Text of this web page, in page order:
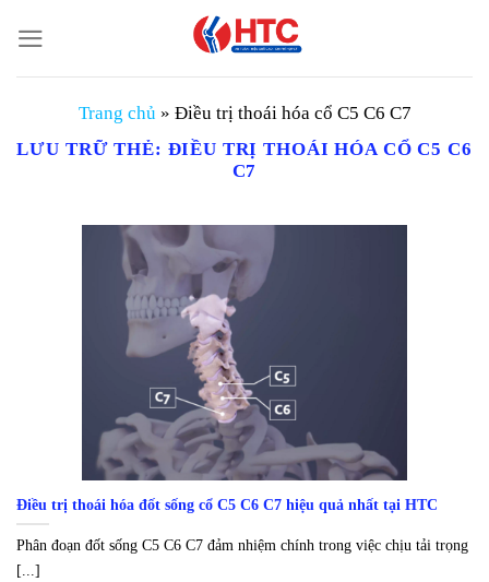
đến
nội
Trang chủ » Điều trị thoái hóa cổ C5 C6 C7
LƯU TRỮ THẺ: ĐIỀU TRỊ THOÁI HÓA CỔ C5 C6
C7
Điều trị thoái hóa đốt sống cổ C5 C6 C7 hiệu quả nhất tại HTC
Phân đoạn đốt sống C5 C6 C7 đảm nhiệm chính trong việc chịu tải trọng
[...]